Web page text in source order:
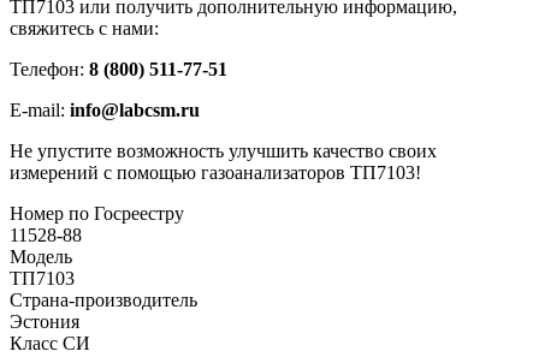
ТП7103 или получить дополнительную информацию,
свяжитесь с нами:
Телефон: 8 (800) 511-77-51
E-mail: info@labcsm.ru
Не упустите возможность улучшить качество своих
измерений с помощью газоанализаторов ТП7103!
Номер по Госреестру
11528-88
Модель
ТП7103
Страна-производитель
Эстония
Класс СИ